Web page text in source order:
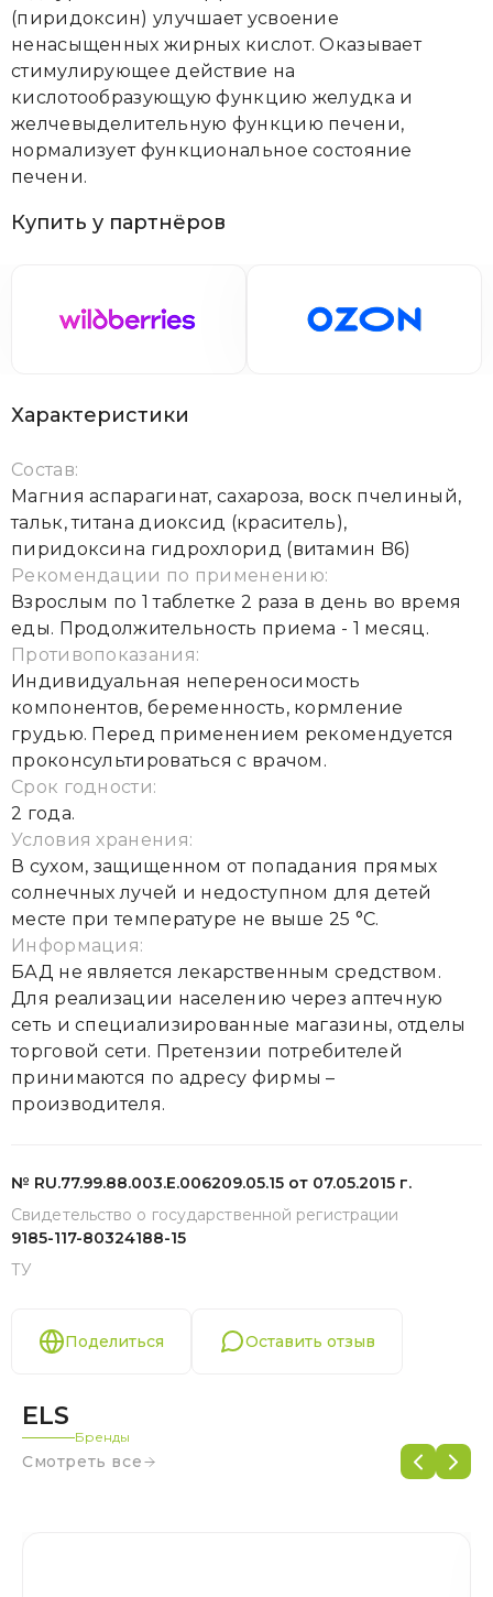
(пиридоксин) улучшает усвоение
ненасыщенных жирных кислот. Оказывает
стимулирующее действие на
кислотообразующую функцию желудка и
желчевыделительную функцию печени,
нормализует функциональное состояние
печени.
Купить у партнёров
Характеристики
Состав:
Магния аспарагинат, сахароза, воск пчелиный,
тальк, титана диоксид (краситель),
пиридоксина гидрохлорид (витамин B6)
Рекомендации по применению:
Взрослым по 1 таблетке 2 раза в день во время
еды. Продолжительность приема - 1 месяц.
Противопоказания:
Индивидуальная непереносимость
компонентов, беременность, кормление
грудью. Перед применением рекомендуется
проконсультироваться с врачом.
Срок годности:
2 года.
Условия хранения:
В сухом, защищенном от попадания прямых
солнечных лучей и недоступном для детей
месте при температуре не выше 25 °С.
Информация:
БАД не является лекарственным средством.
Для реализации населению через аптечную
сеть и специализированные магазины, отделы
торговой сети. Претензии потребителей
принимаются по адресу фирмы –
производителя.
№ RU.77.99.88.003.Е.006209.05.15 от 07.05.2015 г.
Свидетельство о государственной регистрации
9185-117-80324188-15
ТУ
Поделиться Оставить отзыв
ELS
Бренды
Смотреть все